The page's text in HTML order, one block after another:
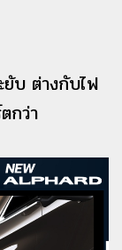
บ ต่างกับไฟ
กว่า